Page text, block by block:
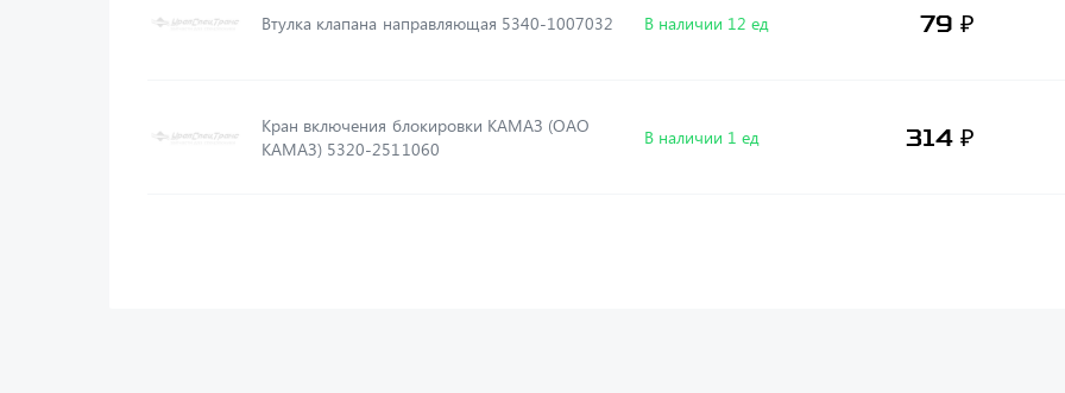
Втулка клапана направляющая 5340-1007032 В наличии 12 ед 79 ₽
Кран включения блокировки КАМАЗ (ОАО
КАМАЗ) 5320-2511060
В наличии 1 ед 314 ₽